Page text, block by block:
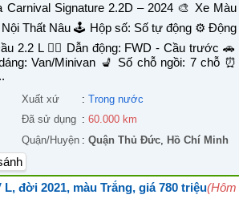
Carnival Signature 2.2D – 2024 🎨 Xe Màu
Thất Nâu 🕹️ Hộp số: Số tự động ⚙️ Động
2.2 L 🚴‍♀️ Dẫn động: FWD - Cầu trước 🚗
Van/Minivan 💺 Số chỗ ngồi: 7 chỗ ⏰
Xuất xứ : Trong nước
Đã sử dụng : 60.000 km
Quận/Huyện : Quận Thủ Đức, Hồ Chí Minh
L, đời 2021, màu Trắng, giá 780 triệu(Hôm